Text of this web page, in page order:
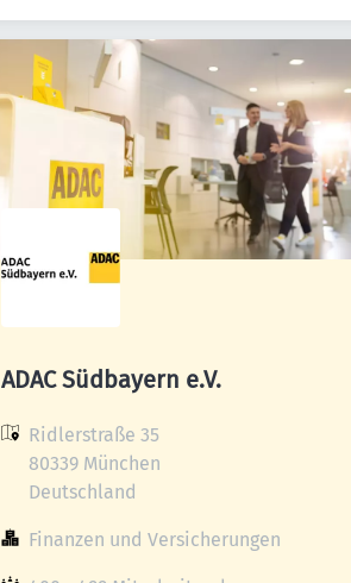
ADAC Südbayern e.V.
Ridlerstraße 35
80339 München
Deutschland
Finanzen und Versicherungen